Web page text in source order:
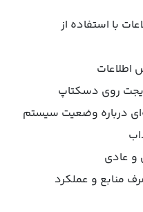
با استفاده از
اطلاعات
روی دسکتاپ
درباره وضعیت سیستم
و عادی
منابع و عملکرد